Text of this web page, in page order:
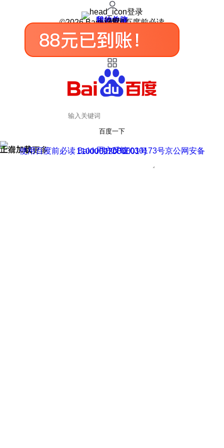
登录
我的关注
我的收藏
皮肤中心
用户反馈
设置
©2026 Baidu 使用百度前必读
百度一下
正在加载
上滑加载更多 用户反馈
使用百度前必读 Baidu 京ICP证030173号
京公网安备11000002000001号